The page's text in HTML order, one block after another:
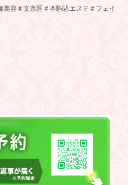
容＃文京区＃本駒込エステ＃フェイ